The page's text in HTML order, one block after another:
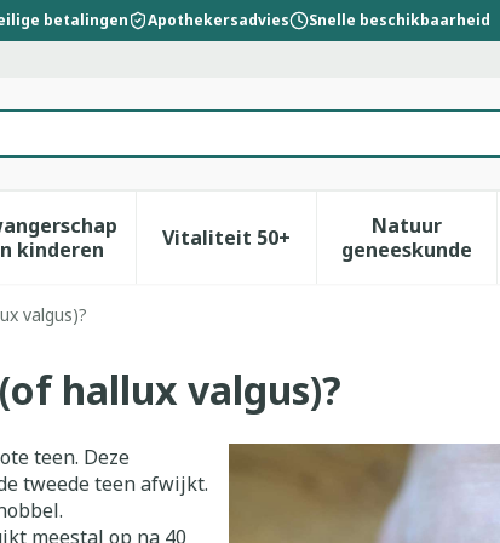
betalingen Apothekersadvies Snelle beschikbaarheid
en hygiëne categorie
voor Dieet, voeding en vitamines categorie
kinderen
Toon submenu voor Zwangerschap en
Vitaliteit 50+Toon submenu voor
Natuur
geneeskunde
Toon
valgus)?
hallux valgus)?
teen. Deze
tweede teen afwijkt.
meestal op na 40